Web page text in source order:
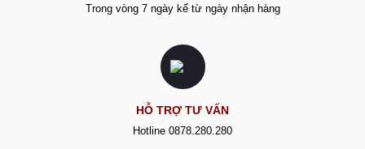
Trong vòng 7 ngày kể từ ngày nhận hàng
HỖ TRỢ TƯ VẤN
Hotline 0878.280.280